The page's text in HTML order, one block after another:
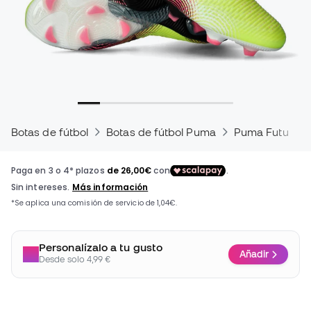
Botas de fútbol Botas de fútbol Puma Puma Future
Personalízalo a tu gusto
Desde solo 4,99 € Añadir